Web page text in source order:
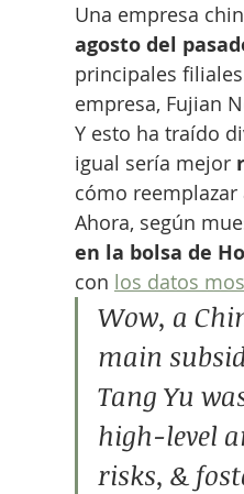
Una empresa
agosto del
principales
empresa, Fujian
Y esto ha traído
igual sería mejor
cómo
Ahora, según
en la bolsa de
con los datos
Wow, a
main
Tang Yu
high-level
risks, &